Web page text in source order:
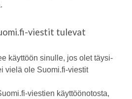
viestit tulevat
käyttöön sinulle, jos olet täysi-
vielä ole Suomi.fi-viestit
viestien käyttöönotosta,